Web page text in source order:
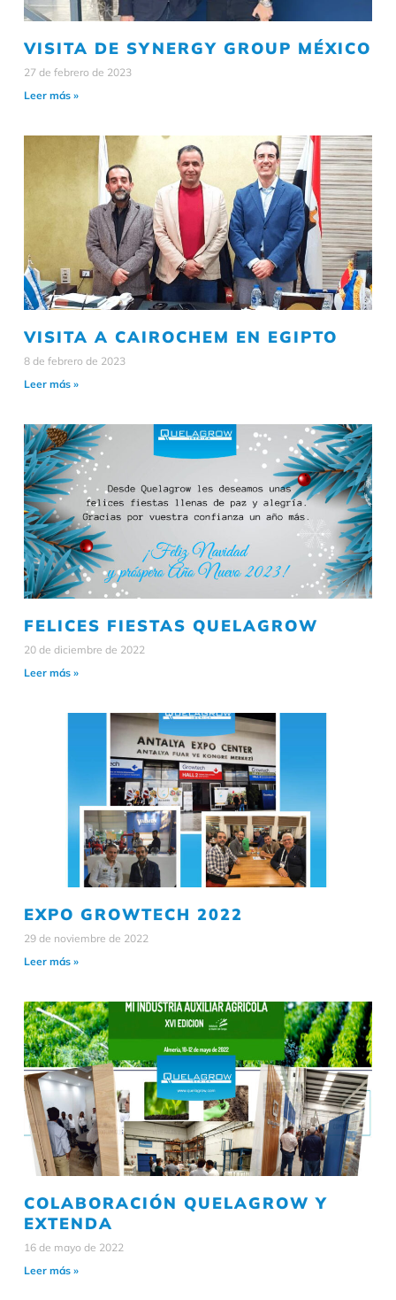
VISITA DE SYNERGY GROUP MÉXICO
27 de febrero de 2023
Leer más »
VISITA A CAIROCHEM EN EGIPTO
8 de febrero de 2023
Leer más »
FELICES FIESTAS QUELAGROW
20 de diciembre de 2022
Leer más »
EXPO GROWTECH 2022
29 de noviembre de 2022
Leer más »
COLABORACIÓN QUELAGROW Y
EXTENDA
16 de mayo de 2022
Leer más »